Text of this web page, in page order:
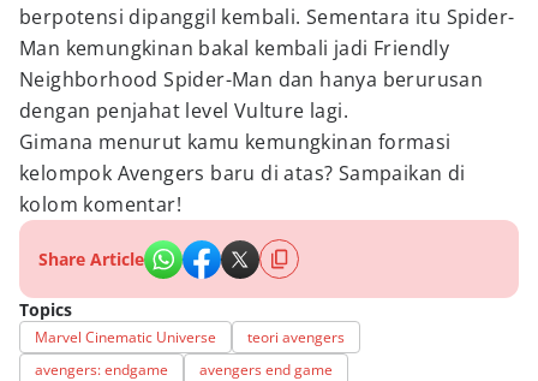
berpotensi dipanggil kembali. Sementara itu Spider-
Man kemungkinan bakal kembali jadi Friendly
Neighborhood Spider-Man dan hanya berurusan
dengan penjahat level Vulture lagi.
Gimana menurut kamu kemungkinan formasi
kelompok Avengers baru di atas? Sampaikan di
kolom komentar!
Share Article
Topics
Marvel Cinematic Universe
teori avengers
avengers: endgame
avengers end game